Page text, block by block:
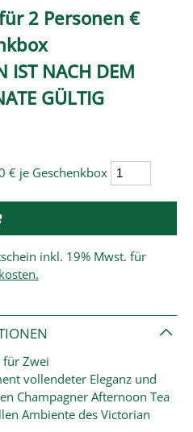
2 Personen €
IST NACH DEM
GÜLTIG
€ je Geschenkbox
inkl. 19% Mwst. für
für Zwei
vollendeter Eleganz und
Champagner Afternoon Tea
Ambiente des Victorian